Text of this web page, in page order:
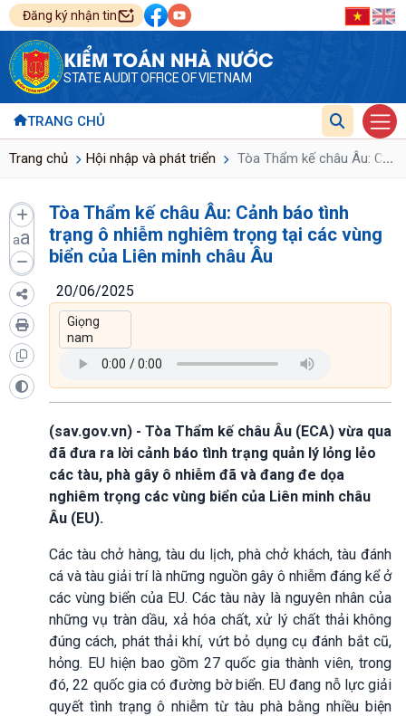
Đăng ký nhận tin
KIỂM TOÁN NHÀ NƯỚC
STATE AUDIT OFFICE OF VIETNAM
TRANG CHỦ
Trang chủ Hội nhập và phát triển Tòa Thẩm kế châu Âu: ...
aa
Tòa Thẩm kế châu Âu: Cảnh báo tình
trạng ô nhiễm nghiêm trọng tại các vùng
biển của Liên minh châu Âu
20/06/2025
(sav.gov.vn) - Tòa Thẩm kế châu Âu (ECA) vừa qua
đã đưa ra lời cảnh báo tình trạng quản lý lỏng lẻo
các tàu, phà gây ô nhiễm đã và đang đe dọa
nghiêm trọng các vùng biển của Liên minh châu
Âu (EU).
Các tàu chở hàng, tàu du lịch, phà chở khách, tàu đánh
cá và tàu giải trí là những nguồn gây ô nhiễm đáng kể ở
các vùng biển của EU. Các tàu này là nguyên nhân của
những vụ tràn dầu, xả hóa chất, xử lý chất thải không
đúng cách, phát thải khí, vứt bỏ dụng cụ đánh bắt cũ,
hỏng. EU hiện bao gồm 27 quốc gia thành viên, trong
đó, 22 quốc gia có đường bờ biển. EU đang nỗ lực giải
quyết tình trạng ô nhiễm từ tàu phà bằng nhiều biện